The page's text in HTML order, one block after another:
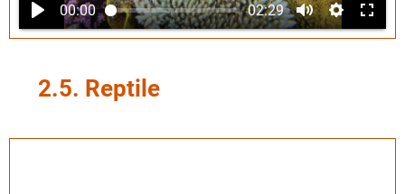
00:00 02:29
2.5. Reptile